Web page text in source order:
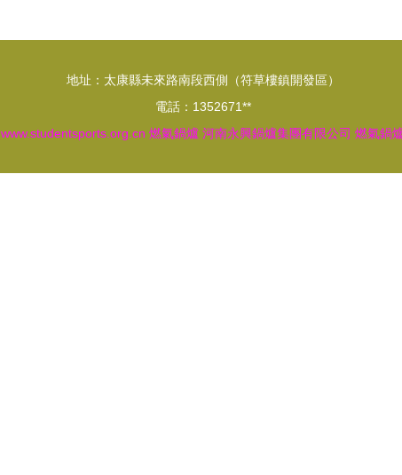
地址：太康縣未來路南段西側（符草樓鎮開發區）
電話：1352671**
www.studentsports.org.cn 燃氣鍋爐 河南永興鍋爐集團有限公司 燃氣鍋